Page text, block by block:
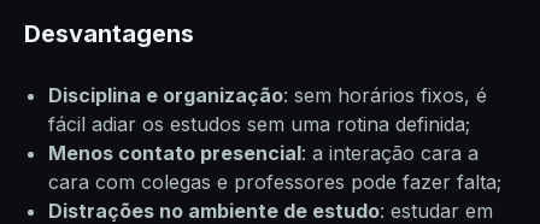
Desvantagens
Disciplina e organização: sem horários fixos, é
fácil adiar os estudos sem uma rotina definida;
Menos contato presencial: a interação cara a
cara com colegas e professores pode fazer falta;
Distrações no ambiente de estudo: estudar em